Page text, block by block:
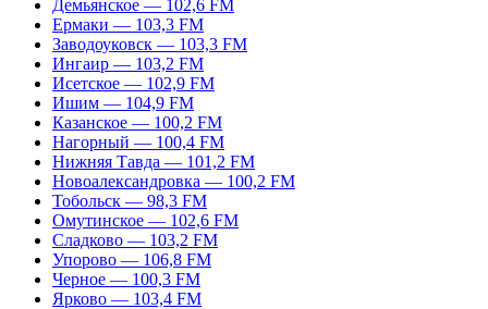
Демьянское — 102,6 FM
Ермаки — 103,3 FM
Заводоуковск — 103,3 FM
Ингаир — 103,2 FM
Исетское — 102,9 FM
Ишим — 104,9 FM
Казанское — 100,2 FM
Нагорный — 100,4 FM
Нижняя Тавда — 101,2 FM
Новоалександровка — 100,2 FM
Тобольск — 98,3 FM
Омутинское — 102,6 FM
Сладково — 103,2 FM
Упорово — 106,8 FM
Черное — 100,3 FM
Ярково — 103,4 FM